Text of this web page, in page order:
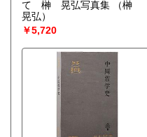
て 榊 晃弘写真集
（榊
晃弘）
￥5,720